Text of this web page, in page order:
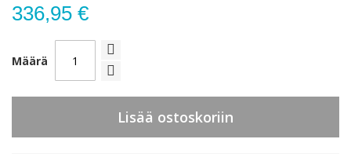
336,95 €
Määrä
Lisää ostoskoriin